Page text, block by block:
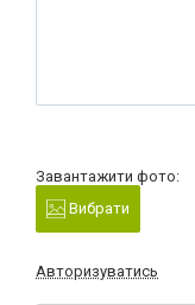
Завантажити фото:
Вибрати
Авторизуватись